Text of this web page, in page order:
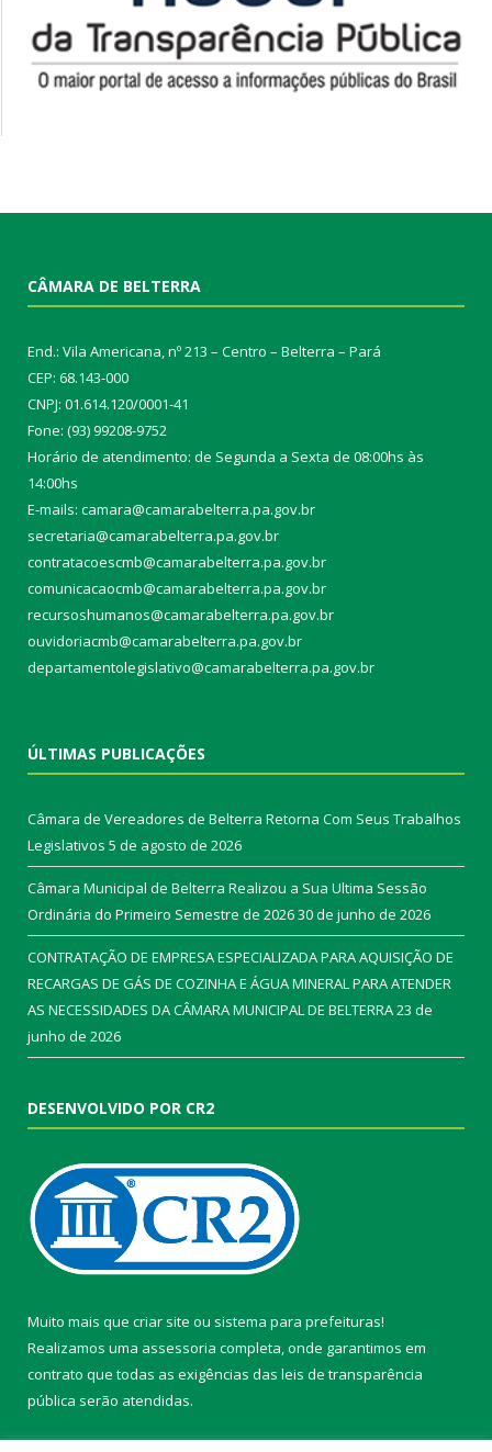
CÂMARA DE BELTERRA
End.: Vila Americana, nº 213 – Centro – Belterra – Pará
CEP: 68.143-000
CNPJ: 01.614.120/0001-41
Fone: (93) 99208-9752
Horário de atendimento: de Segunda a Sexta de 08:00hs às
14:00hs
E-mails: camara@camarabelterra.pa.gov.br
secretaria@camarabelterra.pa.gov.br
contratacoescmb@camarabelterra.pa.gov.br
comunicacaocmb@camarabelterra.pa.gov.br
recursoshumanos@camarabelterra.pa.gov.br
ouvidoriacmb@camarabelterra.pa.gov.br
departamentolegislativo@camarabelterra.pa.gov.br
ÚLTIMAS PUBLICAÇÕES
Câmara de Vereadores de Belterra Retorna Com Seus Trabalhos
Legislativos 5 de agosto de 2026
Câmara Municipal de Belterra Realizou a Sua Ultima Sessão
Ordinária do Primeiro Semestre de 202630 de junho de 2026
CONTRATAÇÃO DE EMPRESA ESPECIALIZADA PARA AQUISIÇÃO DE
RECARGAS DE GÁS DE COZINHA E ÁGUA MINERAL PARA ATENDER
AS NECESSIDADES DA CÂMARA MUNICIPAL DE BELTERRA23 de
junho de 2026
DESENVOLVIDO POR CR2
Muito mais que criar site ou sistema para prefeituras!
Realizamos uma assessoria completa, onde garantimos em
contrato que todas as exigências das leis de transparência
pública serão atendidas.